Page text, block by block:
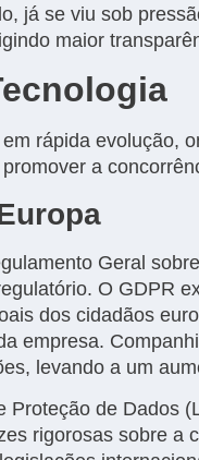
já se viu sob
maior
rápida evolução,
a
Geral
O GDPR
dos cidadãos
empresa.
levando a um
Proteção de Dados
rigorosas sobre a